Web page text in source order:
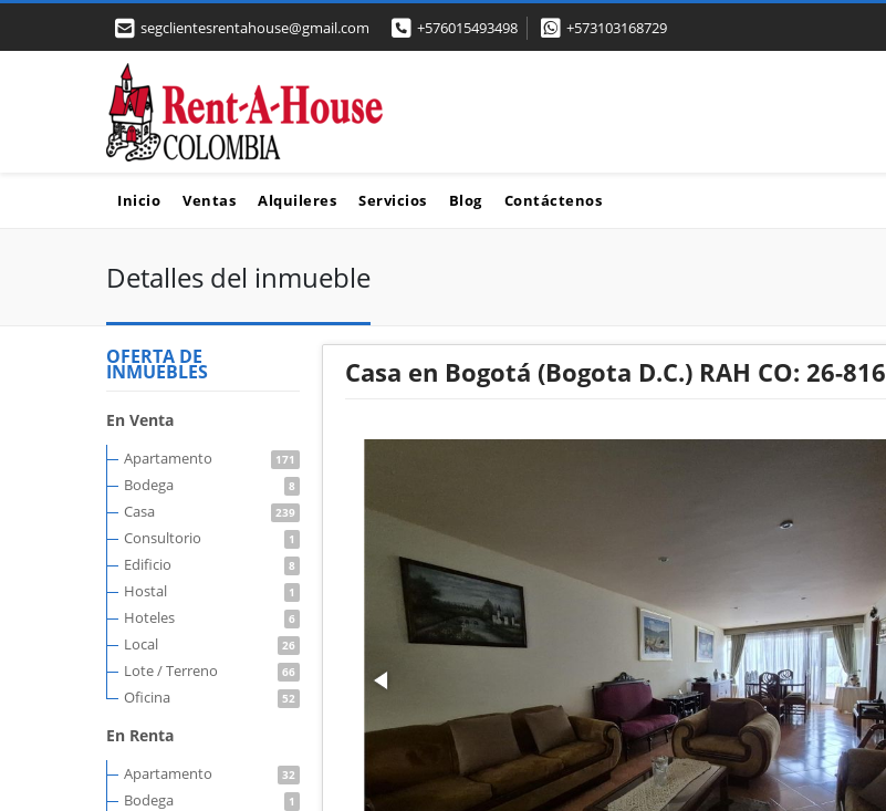
segclientesrentahouse@gmail.com +576015493498 +573103168729
Inicio Ventas Alquileres Servicios Blog Contáctenos
Detalles del inmueble
OFERTA DE
INMUEBLES
En Venta
Apartamento 171
Bodega 8
Casa 239
Consultorio 1
Edificio 8
Hostal 1
Hoteles 6
Local 26
Lote / Terreno 66
Oficina 52
En Renta
Apartamento 32
Bodega 1
Casa en Bogotá (Bogota D.C.) RAH CO: 26-816